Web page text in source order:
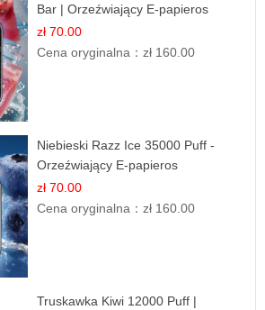
Bar | Orzeźwiający E-papieros
Jednorazowy
zł 70.00
Cena oryginalna：zł 160.00
Niebieski Razz Ice 35000 Puff -
Orzeźwiający E-papieros
Jednorazowy | IBVAPE
zł 70.00
Cena oryginalna：zł 160.00
Truskawka Kiwi 12000 Puff |